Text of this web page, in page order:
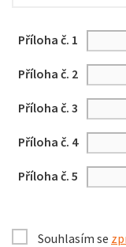
Příloha č. 1
Příloha č. 2
Příloha č. 3
Příloha č. 4
Příloha č. 5
Souhlasím se